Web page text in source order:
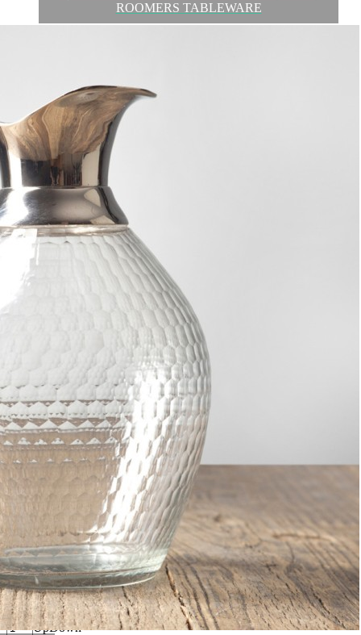
ROOMERS TABLEWARE
Обзор
Характеристики
Отзывы0
ROOMERS - это воплощение всего самого лучшего в мире
профессиональной посуды, предметов сервировки,
аксессуаров и декора.
Все коллекции посуды от бренда ROOMERS адаптированы
для использования в ресторанном бизнесе, идеально
сочетаются и гармонично смотрятся в различных концепциях.
Вся посуда ROOMERS выдерживает длительную
интенсивную эксплуатацию и вдохновляет рестораторов и
шеф-поваров по всему миру. Это уникальный продукт,
наполненный особой атмосферой и обладающий
индивидуальным стилем.
Материал: металл, стекло.
0.9 кг
Объем
1850 мл
Материал Металл, стекло
Страна
Нидерланды
Цвет
chrom
Категория Посуда
Штрихкод
10089880
Бренд
ROOMERS TABLEWARE
Рассказать друзьям!
Купить Кувшин RO-6244/HMN, металл, стекло, chrom,
ROOMERS TABLEWARE
Артикул:RMRS-RO-6244/HMN(U)
Осталось 2 штуки
31 400₽ ×
UpDown